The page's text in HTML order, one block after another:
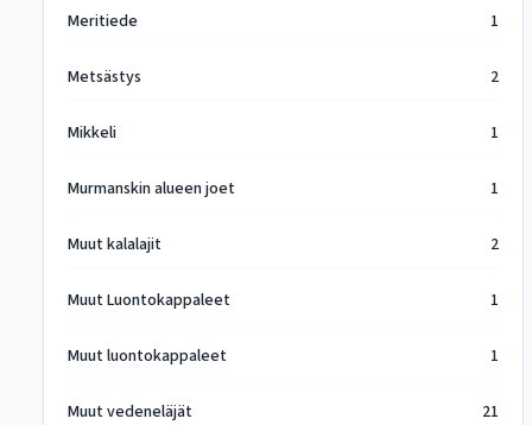
Meritiede 1
Metsästys 2
Mikkeli 1
Murmanskin alueen joet 1
Muut kalalajit 2
Muut Luontokappaleet 1
Muut luontokappaleet 1
Muut vedeneläjät 21